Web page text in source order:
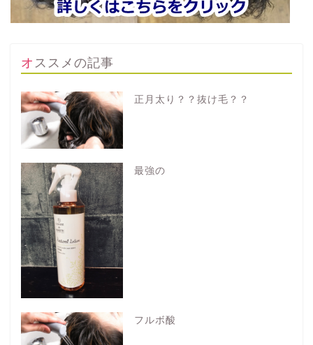
オススメの記事
正月太り？？抜け毛？？
最強の
フルボ酸